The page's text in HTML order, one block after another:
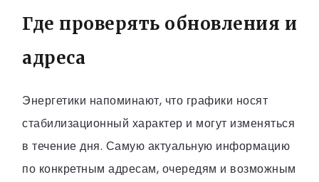
Где проверять обновления и
адреса
Энергетики напоминают, что графики носят
стабилизационный характер и могут изменяться
в течение дня. Самую актуальную информацию
по конкретным адресам, очередям и возможным